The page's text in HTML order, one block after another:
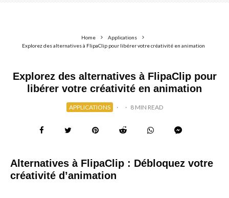
Home
Applications
Explorez des alternatives à FlipaClip pour libérer votre créativité en animation
Explorez des alternatives à FlipaClip pour
libérer votre créativité en animation
APPLICATIONS · · 8 MIN READ
Alternatives à FlipaClip : Débloquez votre
créativité d’animation